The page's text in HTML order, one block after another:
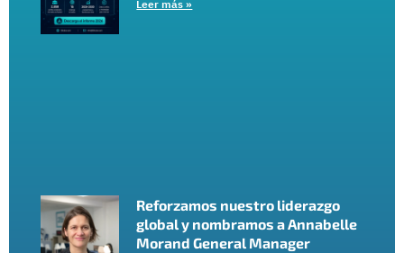
Leer más »
Reforzamos nuestro liderazgo
global y nombramos a Annabelle
Morand General Manager